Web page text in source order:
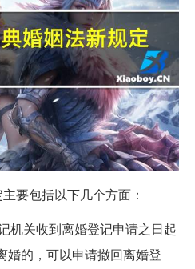
要包括以下几个方面：
机关收到离婚登记申请之日起
婚的，可以申请撤回离婚登